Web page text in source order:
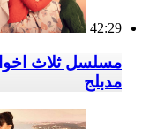
42:29
مدبلج